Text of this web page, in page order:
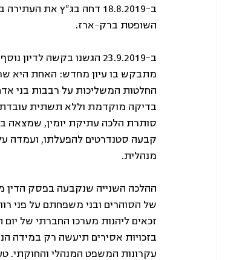
ב-18.8.2019 דחה בג"ץ את
השופטת ברק-ארז.
ב-23.9.2019 הגשנו בקשה
מתבקש בו עיון מחדש: האחת היא
החלטות המשליכות על רבבות בני
בדיקה מוקדמת וללא תשתית
סותרת הלכה עתיקת יומין, שמצאה
קבעה סטנדרטים להפעלתו, ועמדה
מנהלית.
ההלכה השנייה שנקבעה בפסק הדין
של הסוהרים ובני משפחתם על פני
זכאים ליהנות מערכו החברתי של
בזכויות אסירים תיעשה רק במידה
עקרונות המשפט המנהלי והחוקתי.